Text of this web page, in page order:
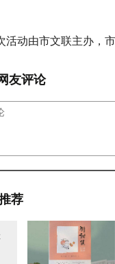
活动由市文联主办，
友评论
荐